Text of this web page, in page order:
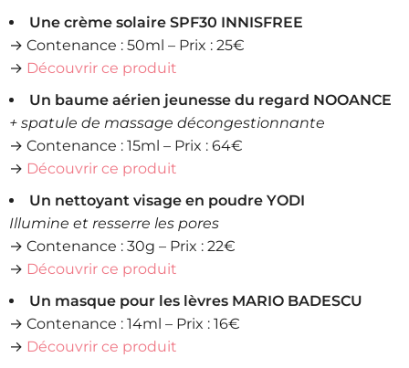
Une crème solaire SPF30 INNISFREE
→ Contenance : 50ml – Prix : 25€
→ Découvrir ce produit
Un baume aérien jeunesse du regard NOOANCE
+ spatule de massage décongestionnante
→ Contenance : 15ml – Prix : 64€
→ Découvrir ce produit
Un nettoyant visage en poudre YODI
Illumine et resserre les pores
→ Contenance : 30g – Prix : 22€
→ Découvrir ce produit
Un masque pour les lèvres MARIO BADESCU
→ Contenance : 14ml – Prix : 16€
→ Découvrir ce produit